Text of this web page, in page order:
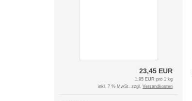
23,45 EUR
1,95 EUR pro 1 kg
inkl. 7 % MwSt. zzgl. Versandkosten